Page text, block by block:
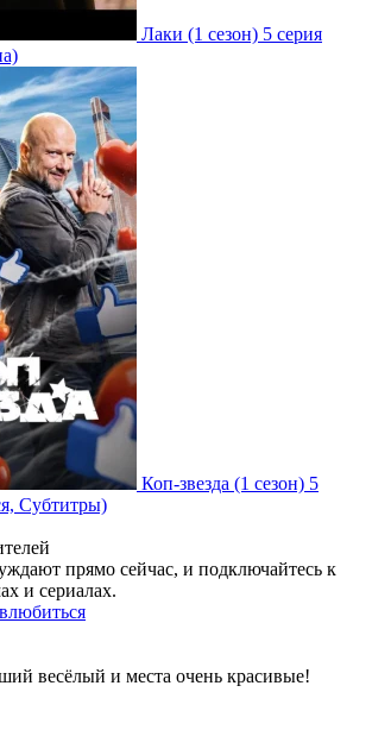
Лаки (1 сезон) 5 серия
Коп-звезда (1 сезон) 5
Субтитры)
прямо сейчас, и подключайтесь к
и сериалах.
весёлый и места очень красивые!